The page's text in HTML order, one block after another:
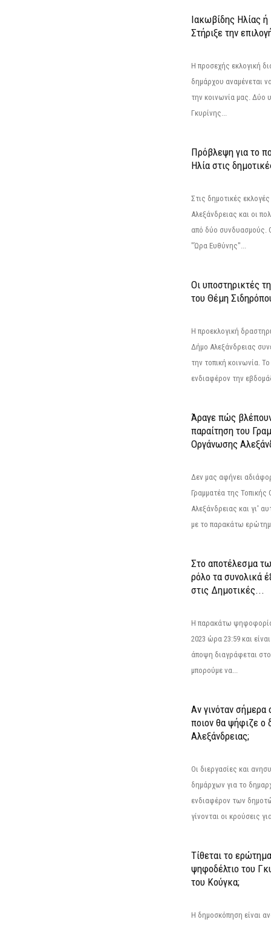
Ιακωβίδης Ηλίας
Στήριξε την
Η προσεχής εκλογική
δημάρχου αναμένεται
την κοινωνία μας. Δύο
Γκυρίνης...
Πρόβλεψη για το
Ηλία στις
Στις δημοτικές
Αλεξάνδρειας και οι
από δύο συνδυασμούς.
"Ώρα Ευθύνης"...
Οι υποστηρικτές
του Θέμη
Η προεκλογική
Δήμο Αλεξάνδρειας
την τοπική κοινωνία.
ενδιαφέρον την
Άραγε πώς
παραίτηση του
Οργάνωσης
Δεν μας αφήνει
Γραμματέα της
Αλεξάνδρειας και γι'
με το παρακάτω
Στο αποτέλεσμα
ρόλο τα συνολικά
στις Δημοτικές...
Η παρακάτω ψηφοφορία
2023 ώρα 23:59 και
άποψη διαγράφεται
μπορούμε να...
Αν γινόταν σήμερα
ποιον θα ψήφιζε ο
Αλεξάνδρειας;
Οι διεργασίες και
δημάρχων για το
ενδιαφέρον των
γίνονται οι κρούσεις
Τίθεται το
ψηφοδέλτιο του
του Κούγκα;
Η δημοσκόπηση είναι